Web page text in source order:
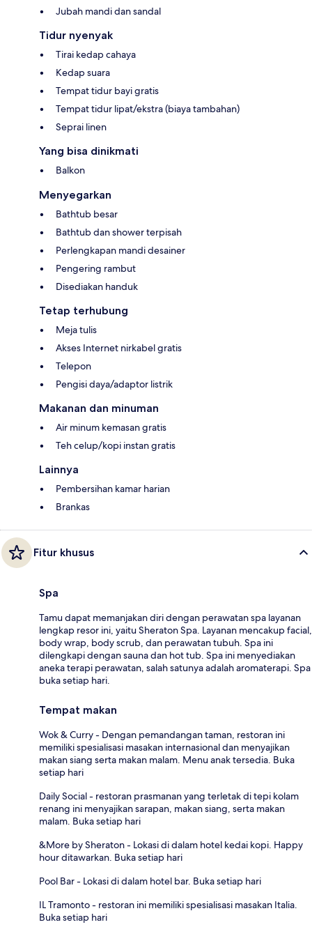
Jubah mandi dan sandal
Tidur nyenyak
Tirai kedap cahaya
Kedap suara
Tempat tidur bayi gratis
Tempat tidur lipat/ekstra (biaya tambahan)
Seprai linen
Yang bisa dinikmati
Balkon
Menyegarkan
Bathtub besar
Bathtub dan shower terpisah
Perlengkapan mandi desainer
Pengering rambut
Disediakan handuk
Tetap terhubung
Meja tulis
Akses Internet nirkabel gratis
Telepon
Pengisi daya/adaptor listrik
Makanan dan minuman
Air minum kemasan gratis
Teh celup/kopi instan gratis
Lainnya
Pembersihan kamar harian
Brankas
Fitur khusus
Spa
Tamu dapat memanjakan diri dengan perawatan spa layanan
lengkap resor ini, yaitu Sheraton Spa. Layanan mencakup facial,
body wrap, body scrub, dan perawatan tubuh. Spa ini
dilengkapi dengan sauna dan hot tub. Spa ini menyediakan
aneka terapi perawatan, salah satunya adalah aromaterapi. Spa
buka setiap hari.
Tempat makan
Wok & Curry - Dengan pemandangan taman, restoran ini
memiliki spesialisasi masakan internasional dan menyajikan
makan siang serta makan malam. Menu anak tersedia. Buka
setiap hari
Daily Social - restoran prasmanan yang terletak di tepi kolam
renang ini menyajikan sarapan, makan siang, serta makan
malam. Buka setiap hari
&More by Sheraton - Lokasi di dalam hotel kedai kopi. Happy
hour ditawarkan. Buka setiap hari
Pool Bar - Lokasi di dalam hotel bar. Buka setiap hari
IL Tramonto - restoran ini memiliki spesialisasi masakan Italia.
Buka setiap hari